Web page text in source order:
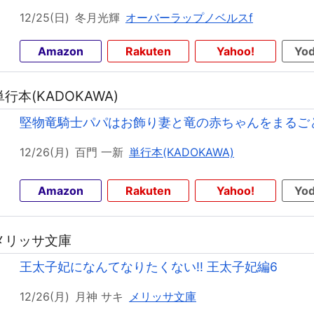
12/25(日) 冬月光輝 オーバーラップノベルスf
Amazon Rakuten Yahoo!
本(KADOKAWA)
堅物竜騎士パパはお飾り妻と竜の赤ちゃんをまる
12/26(月) 百門 一新 単行本(KADOKAWA)
Amazon Rakuten Yahoo!
ッサ文庫
王太子妃になんてなりたくない!! 王太子妃編6
12/26(月) 月神 サキ メリッサ文庫